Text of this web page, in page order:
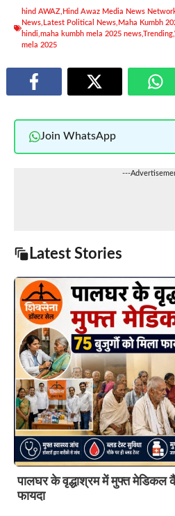
hind AWAZ Hind Awaz Media News
News Latest Political News Maha Kumbh
hindi maha kumbh mela 2025 newsTrending
mela 2025
Join WhatsApp
---
Latest Stories
पालघर के वृद्धाश्रम में मुफ्त मेडिकल
फायदा